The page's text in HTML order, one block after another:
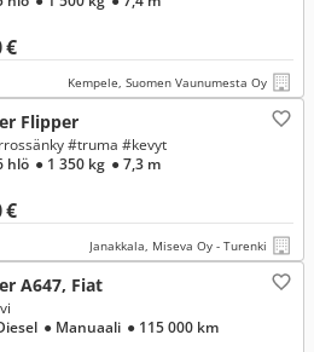
€
Kempele, Suomen Vaunumesta Oy
Flipper
€
#truma #kevyt
hlö ● 1 350 kg ● 7,3 m
Janakkala, Miseva Oy - Turenki
A647, Fiat
● Manuaali ● 115 000 km